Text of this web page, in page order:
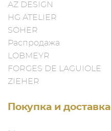
AZ DESIGN
HG ATELIER
SOHER
Распродажа
LOBMEYR
FORGES DE LAGUIOLE
ZIEHER
Покупка и доставка